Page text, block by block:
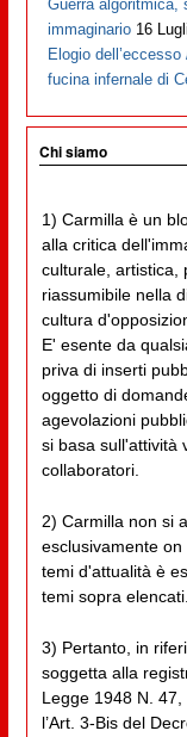
Guerra algoritmica,
immaginario 16
Elogio
fucina infernale di
Chi siamo
1) Carmilla è un
alla critica
culturale, artistica,
riassumibile nella
cultura
E' esente da
priva di inserti
oggetto di
agevolazioni
si basa sull'attività
collaboratori.
2) Carmilla non si
esclusivamente
temi d'attualità è
temi sopra elencati.
3) Pertanto, in
soggetta alla
Legge 1948 N.
l’Art. 3-Bis del